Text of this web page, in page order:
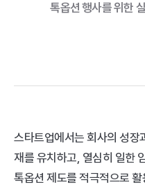
톡옵션 행사를 위한
스타트업에서는 회사의 성장
재를 유치하고, 열심히 일한
톡옵션 제도를 적극적으로